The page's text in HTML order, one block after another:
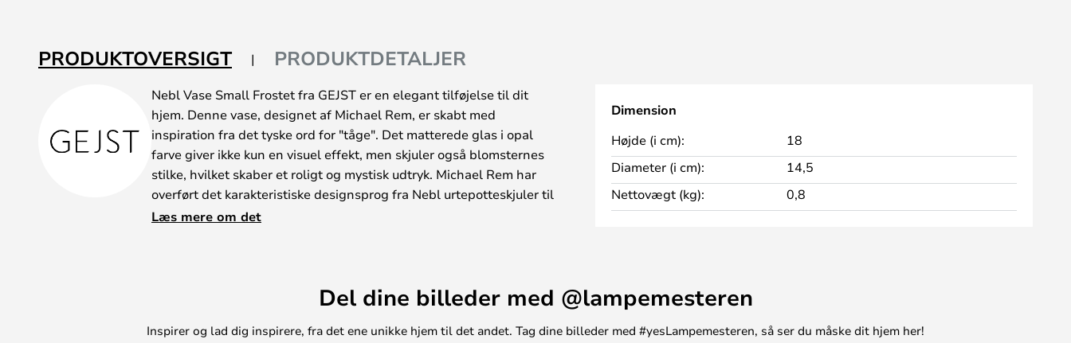
PRODUKTOVERSIGT PRODUKTDETALJER
Nebl Vase Small Frostet fra GEJST er en elegant tilføjelse til dit
hjem. Denne vase, designet af Michael Rem, er skabt med
inspiration fra det tyske ord for "tåge". Det matterede glas i opal
farve giver ikke kun en visuel effekt, men skjuler også blomsternes
stilke, hvilket skaber et roligt og mystisk udtryk. Michael Rem har
overført det karakteristiske designsprog fra Nebl urtepotteskjuler til
denne vase, og ser den som et kunstværk, der kan bruges både
dekoration i ethvert rum. Gennem designprocessen blev der også
æstetik.
Læs mere om det
Dimension
Højde (i cm):
18
Diameter (i cm):
14,5
Nettovægt (kg):
0,8
Del dine billeder med @lampemesteren
Inspirer og lad dig inspirere, fra det ene unikke hjem til det andet. Tag dine billeder med #yesLampemesteren, så ser du måske dit hjem her!